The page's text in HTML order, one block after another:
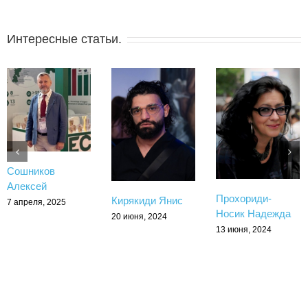
Интересные статьи.
Сошников
Алексей
7 апреля, 2025 Кирякиди Янис
20 июня, 2024
Прохориди-
Носик Надежда
13 июня, 2024